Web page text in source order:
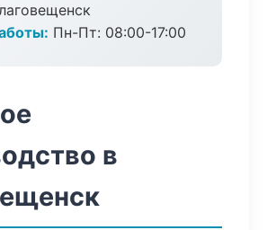
Пн-Пт: 08:00-17:00
в